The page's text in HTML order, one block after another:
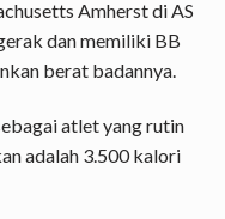
Amherst di AS
dan memiliki BB
berat badannya.
atlet yang rutin
adalah 3.500 kalori